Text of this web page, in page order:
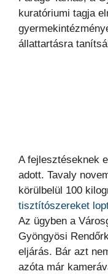
kuratóriumi tagja
állattartásra
A fejlesztéseknek
adott. Tavaly
körülbelül 100
tisztítószereket
Az ügyben a
Gyöngyösi
eljárás. Bár azt
azóta már